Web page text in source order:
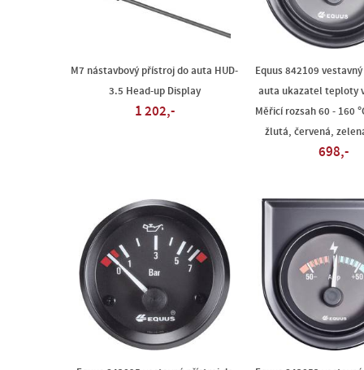
M7 nástavbový přístroj do auta HUD-
3.5 Head-up Display
1 202,-
Equus 842109
auta ukazatel teploty
Měřicí rozsah 60 - 160
žlutá, červená,
698,-